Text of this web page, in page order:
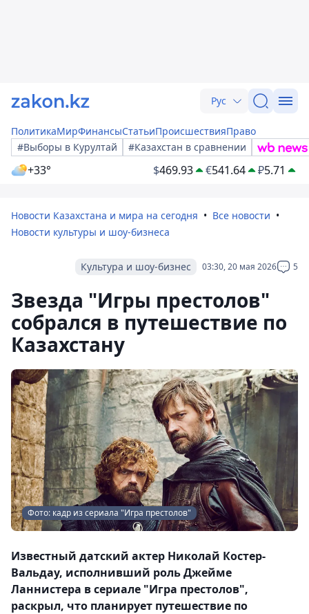
Рус
ПолитикаМирФинансыСтатьиПроисшествияПраво
#Выборы в Курултай
#Казахстан в сравнении
+33° $469.93 €541.64 ₽5.71
Новости Казахстана и мира на сегодня
Все новости
Новости культуры и шоу-бизнеса
03:30, 20 мая 2026 5
Культура и шоу-бизнес
Звезда "Игры престолов"
собрался в путешествие по
Казахстану
Фото: кадр из сериала "Игра престолов"
Известный датский актер Николай Костер-
Вальдау, исполнивший роль Джейме
Ланнистера в сериале "Игра престолов",
раскрыл, что планирует путешествие по